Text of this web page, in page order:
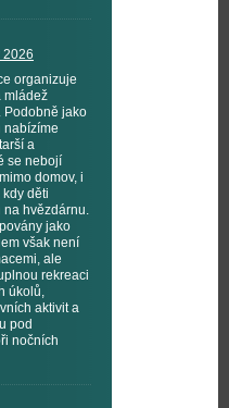
2026
organizuje
mládež
Podobně jako
nabízíme
a
se nebojí
domov, i
kdy děti
na hvězdárnu.
jako
však není
ale
rekreaci
úkolů,
aktivit a
pod
nočních